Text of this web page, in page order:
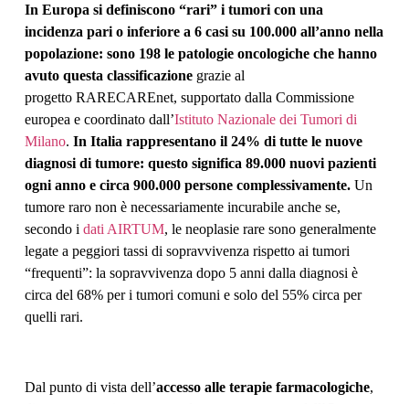
In Europa si definiscono “rari” i tumori con una
incidenza pari o inferiore a 6 casi su 100.000 all’anno nella
popolazione: sono 198 le patologie oncologiche che hanno
avuto questa classificazione grazie al
progetto RARECAREnet, supportato dalla Commissione
europea e coordinato dall’Istituto Nazionale dei Tumori di
Milano. In Italia rappresentano il 24% di tutte le nuove
diagnosi di tumore: questo significa 89.000 nuovi pazienti
ogni anno e circa 900.000 persone complessivamente.Un
tumore raro non è necessariamente incurabile anche se,
secondo i dati AIRTUM, le neoplasie rare sono generalmente
legate a peggiori tassi di sopravvivenza rispetto ai tumori
“frequenti”: la sopravvivenza dopo 5 anni dalla diagnosi è
circa del 68% per i tumori comuni e solo del 55% circa per
quelli rari.
Dal punto di vista dell’accesso alle terapie farmacologiche,